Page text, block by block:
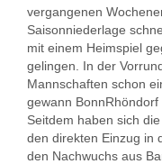
vergangenen
Saisonniederlage
mit einem Heimspiel
gelingen. In der
Mannschaften schon
gewann BonnRhöndorf
Seitdem haben sich
den direkten Einzug in
den Nachwuchs aus